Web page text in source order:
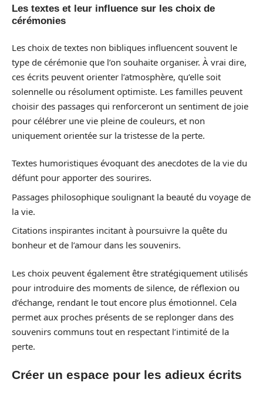
Les textes et leur influence sur les choix de
cérémonies
Les choix de textes non bibliques influencent souvent le
type de cérémonie que l’on souhaite organiser. À vrai dire,
ces écrits peuvent orienter l’atmosphère, qu’elle soit
solennelle ou résolument optimiste. Les familles peuvent
choisir des passages qui renforceront un sentiment de joie
pour célébrer une vie pleine de couleurs, et non
uniquement orientée sur la tristesse de la perte.
Textes humoristiques évoquant des anecdotes de la vie du
défunt pour apporter des sourires.
Passages philosophique soulignant la beauté du voyage de
la vie.
Citations inspirantes incitant à poursuivre la quête du
bonheur et de l’amour dans les souvenirs.
Les choix peuvent également être stratégiquement utilisés
pour introduire des moments de silence, de réflexion ou
d’échange, rendant le tout encore plus émotionnel. Cela
permet aux proches présents de se replonger dans des
souvenirs communs tout en respectant l’intimité de la
perte.
Créer un espace pour les adieux écrits